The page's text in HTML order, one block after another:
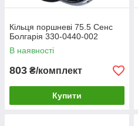
Кільця поршневі 75.5 Сенс
Болгарія 330-0440-002
В наявності
803 ₴/комплект
Купити